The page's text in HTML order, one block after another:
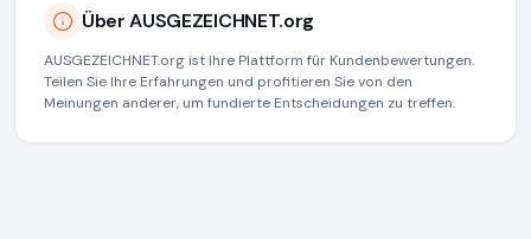
Über AUSGEZEICHNET.org
AUSGEZEICHNET.org ist Ihre Plattform für Kundenbewertungen.
Teilen Sie Ihre Erfahrungen und profitieren Sie von den
Meinungen anderer, um fundierte Entscheidungen zu treffen.